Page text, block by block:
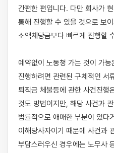
간편한 편입니다. 다만 회사가
통해 진행할 수 있을 것으로 보
소액체당금보다 빠르게 진행할
예약없이 노동청 가는 것이 가
진행하려면 관련된 구체적인 서
퇴직금 체불등에 관한 사건진행
것도 방법이지만, 해당 사건과
법률적으로 애매한 부분이 있다
이해당사자이기 때문에 사건과
부담스러우신 경우에는 노무사